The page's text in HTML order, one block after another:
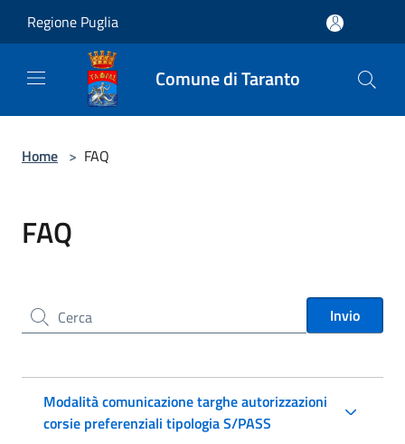
Regione Puglia
Comune di Taranto
Home > FAQ
FAQ
Cerca nel sito Invio
Modalità comunicazione targhe autorizzazioni
corsie preferenziali tipologia S/PASS